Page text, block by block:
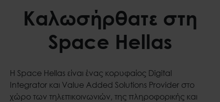
Καλωσήρθατε στη
Space Hellas
H Space Hellas είναι ένας κορυφαίος Digital
Integrator και Value Added Solutions Provider στο
χώρο των τηλεπικοινωνιών, της πληροφορικής και